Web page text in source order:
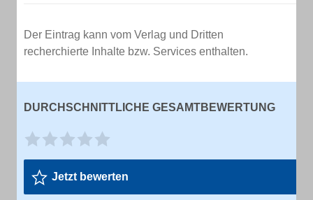
Der Eintrag kann vom Verlag und Dritten
recherchierte Inhalte bzw. Services enthalten.
DURCHSCHNITTLICHE GESAMTBEWERTUNG
Jetzt bewerten